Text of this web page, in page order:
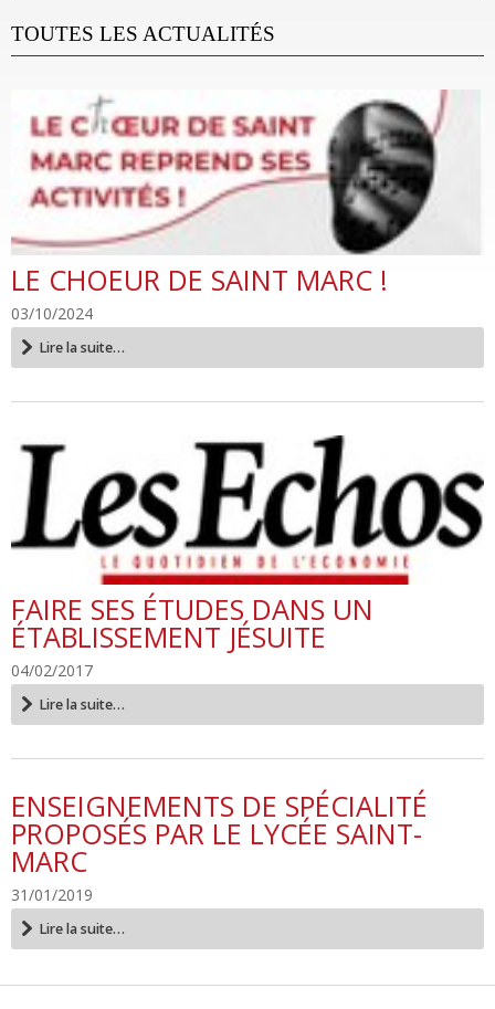
TOUTES LES ACTUALITÉS
LE CHOEUR DE SAINT MARC !
03/10/2024
Le
choeur
Saint
!
Lire la suite…
FAIRE SES ÉTUDES DANS UN
ÉTABLISSEMENT JÉSUITE
04/02/2017
Faire
ses
dans
établissement
jésuite
-
Lire la suite…
ENSEIGNEMENTS DE SPÉCIALITÉ
PROPOSÉS PAR LE LYCÉE SAINT-
MARC
31/01/2019
Enseignements
de
proposés
Lire la suite…